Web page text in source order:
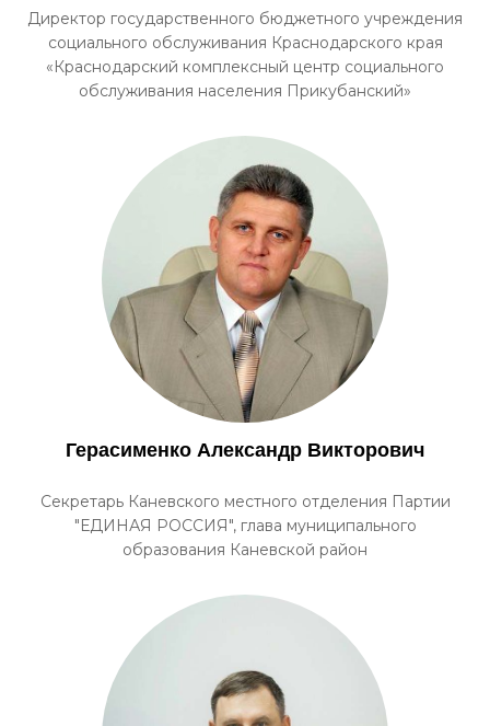
Директор государственного бюджетного учреждения
социального обслуживания Краснодарского края
«Краснодарский комплексный центр социального
обслуживания населения Прикубанский»
Герасименко Александр Викторович
Секретарь Каневского местного отделения Партии
"ЕДИНАЯ РОССИЯ", глава муниципального
образования Каневской район